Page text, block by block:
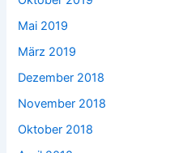
Mai 2019
März 2019
Dezember 2018
November 2018
Oktober 2018